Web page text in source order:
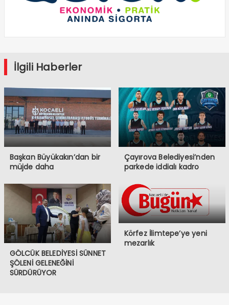
İlgili Haberler
Başkan Büyükakın’dan bir
müjde daha
Çayırova Belediyesi’nden
parkede iddialı kadro
GÖLCÜK BELEDİYESİ SÜNNET
ŞÖLENİ GELENEĞİNİ
SÜRDÜRÜYOR
Körfez İlimtepe’ye yeni
mezarlık